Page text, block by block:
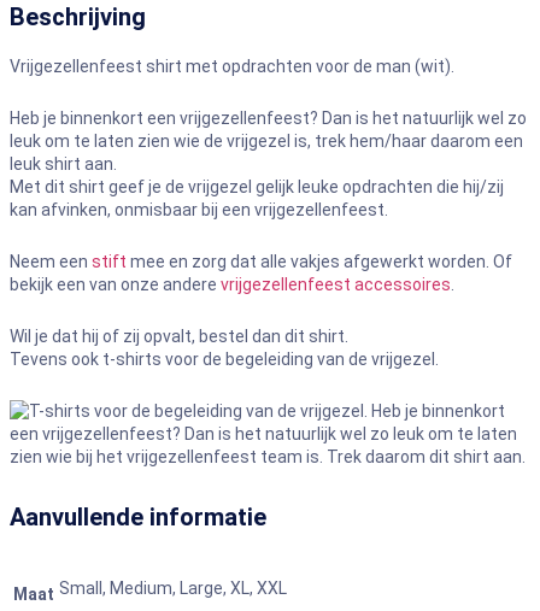
Beschrijving
Vrijgezellenfeest shirt met opdrachten voor de man (wit).
Heb je binnenkort een vrijgezellenfeest? Dan is het natuurlijk wel zo
leuk om te laten zien wie de vrijgezel is, trek hem/haar daarom een
leuk shirt aan.
Met dit shirt geef je de vrijgezel gelijk leuke opdrachten die hij/zij
kan afvinken, onmisbaar bij een vrijgezellenfeest.
Neem een stift mee en zorg dat alle vakjes afgewerkt worden. Of
bekijk een van onze andere vrijgezellenfeest accessoires
Wil je dat hij of zij opvalt, bestel dan dit shirt.
Tevens ook t-shirts voor de begeleiding van de vrijgezel.
Aanvullende informatie
Maat Small, Medium, Large, XL, XXL